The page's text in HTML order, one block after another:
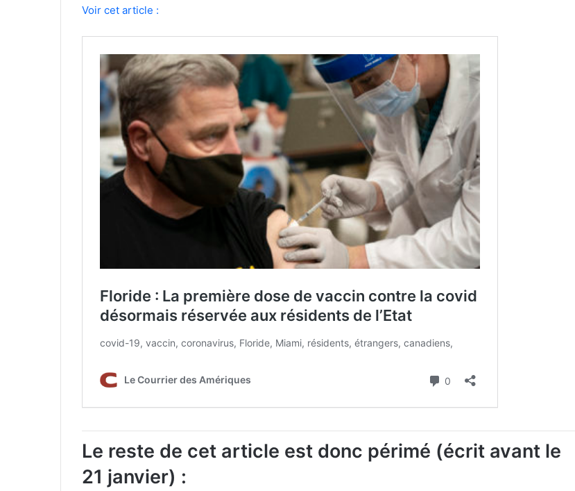
Voir cet article :
Le reste de cet article est donc périmé (écrit avant le
21 janvier) :